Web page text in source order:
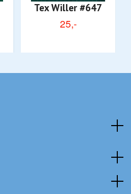
Tex Willer #647
25,-